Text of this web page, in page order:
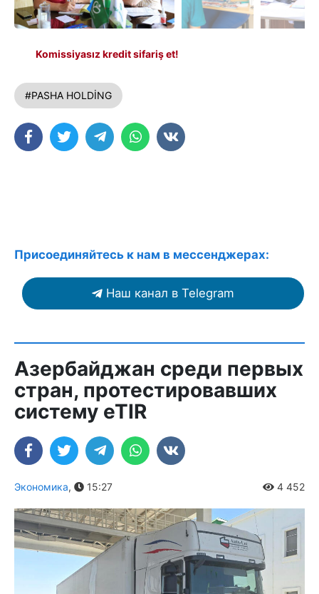
Komissiyasız kredit sifariş et!
#PASHA HOLDİNG
Присоединяйтесь к нам в мессенджерах:
Наш канал в Telegram
Азербайджан среди первых
стран, протестировавших
систему eTIR
Экономика, 15:27 4 452